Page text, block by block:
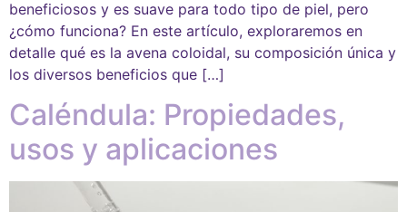
beneficiosos y es suave para todo tipo de piel, pero
¿cómo funciona? En este artículo, exploraremos en
detalle qué es la avena coloidal, su composición única y
los diversos beneficios que […]
Caléndula: Propiedades,
usos y aplicaciones